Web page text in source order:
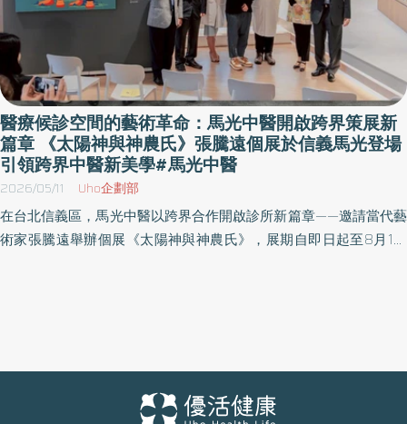
醫療候診空間的藝術革命：馬光中醫開啟跨界策展新
篇章 《太陽神與神農氏》張騰遠個展於信義馬光登場
引領跨界中醫新美學#馬光中醫
2026/05/11 Uho企劃部
在台北信義區，馬光中醫以跨界合作開啟診所新篇章——邀請當代藝
術家張騰遠舉辦個展《太陽神與神農氏》，展期自即日起至8月1日
越醫療服務本身，成為更貼近生活的文化場域。這次與藝術家的合